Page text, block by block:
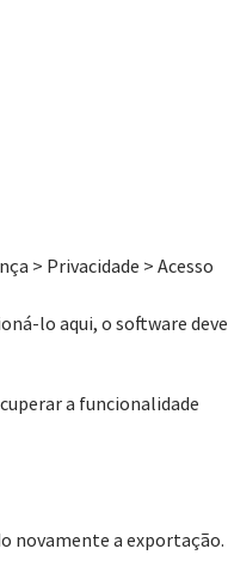
> Privacidade > Acesso
lo aqui, o software deve
a funcionalidade
novamente a exportação.